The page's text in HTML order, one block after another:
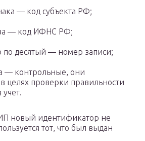
— код субъекта РФ;
— код ИФНС РФ;
по десятый — номер записи;
— контрольные, они
целях проверки правильности
учет.
новый идентификатор не
тот, что был выдан